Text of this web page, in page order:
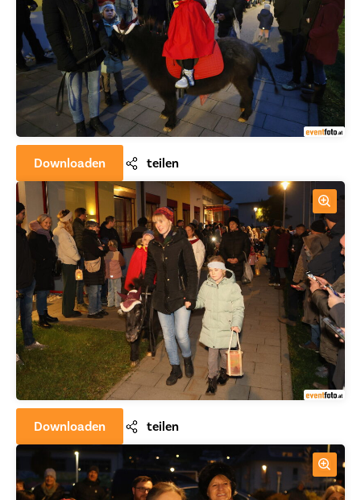
Downloaden teilen
Downloaden teilen